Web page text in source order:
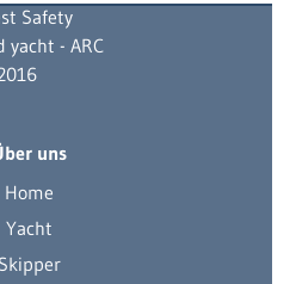
uns
Home
Yacht
Skipper